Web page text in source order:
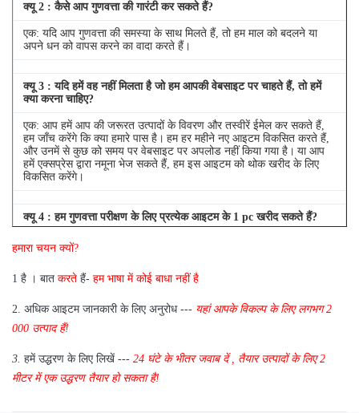
क्यू 2 : कैसे आप गुणवत्ता की गारंटी कर सकते हैं?
एक: यदि आप गुणवत्ता की समस्या के साथ मिलते हैं, तो हम माल को बदलने या
अपने धन को वापस करने का वादा करते हैं।
क्यू 3 : यदि हमें वह नहीं मिलता है जो हम आपकी वेबसाइट पर चाहते हैं, तो हमें
क्या करना चाहिए?
एक: आप हमें आप की जरूरत उत्पादों के विवरण और तस्वीरें ईमेल कर सकते हैं,
हम जाँच करेंगे कि क्या हमारे पास है। हम हर महीने नए आइटम विकसित करते हैं,
और उनमें से कुछ को समय पर वेबसाइट पर अपलोड नहीं किया गया है। या आप
हमें एक्सप्रेस द्वारा नमूना भेज सकते हैं, हम इस आइटम को थोक खरीद के लिए
विकसित करेंगे।
क्यू 4 : हम गुणवत्ता परीक्षण के लिए प्रत्येक आइटम के 1 pc खरीद सकते हैं?
एक: हाँ, हम गुणवत्ता परीक्षण के लिए 1 pc भेजने के लिए खुश हैं अगर हम आइटम
हमारा चयन क्यों?
1 है । बात करते हैं- हम भाषा में कोई बाधा नहीं है
2. अधिक आइटम जानकारी के लिए अनुरोध --- यहां आपके विकल्प के लिए लगभग 2
000 उत्पाद हैं!
3. हमें उद्धरण के लिए लिखें --- 24 घंटे के भीतर जवाब दें , तैयार उत्पादों के लिए 2
मीटर में एक उद्धरण तैयार हो सकता है!